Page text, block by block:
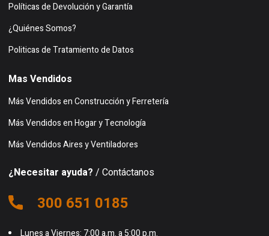
Políticas de Devolución y Garantía
¿Quiénes Somos?
Politicas de Tratamiento de Datos
Mas Vendidos
Más Vendidos en Construcción y Ferretería
Más Vendidos en Hogar y Tecnología
Más Vendidos Aires y Ventiladores
¿Necesitar ayuda? / Contáctanos
300 651 0185
Lunes a Viernes: 7:00 a.m. a 5:00 p.m.